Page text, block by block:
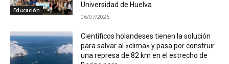
Educación
Universidad de Huelva
06/07/2026
Científicos holandeses tienen la solución
para salvar al «clima» y pasa por construir
una represa de 82 km en el estrecho de